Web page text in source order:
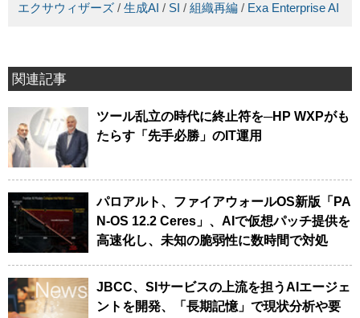
エクサウィザーズ / 生成AI / SI / 組織再編 / Exa Enterprise AI
関連記事
ツール乱立の時代に終止符を─HP WXPがも
たらす「先手必勝」のIT運用
パロアルト、ファイアウォールOS新版「PA
N-OS 12.2 Ceres」、AIで仮想パッチ提供を
高速化し、未知の脆弱性に数時間で対処
JBCC、SIサービスの上流を担うAIエージェ
ントを開発、「長期記憶」で現状分析や要